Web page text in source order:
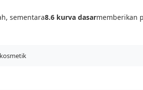
sementara8.6 kurva dasarmemberikan